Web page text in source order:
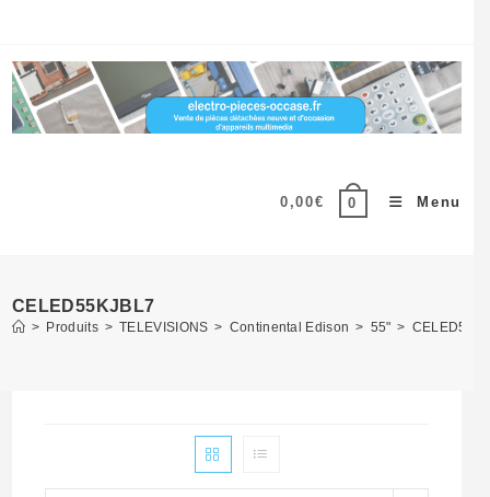
content
0,00€ 0 Menu
CELED55KJBL7
> Produits > TELEVISIONS > Continental Edison > 55" >